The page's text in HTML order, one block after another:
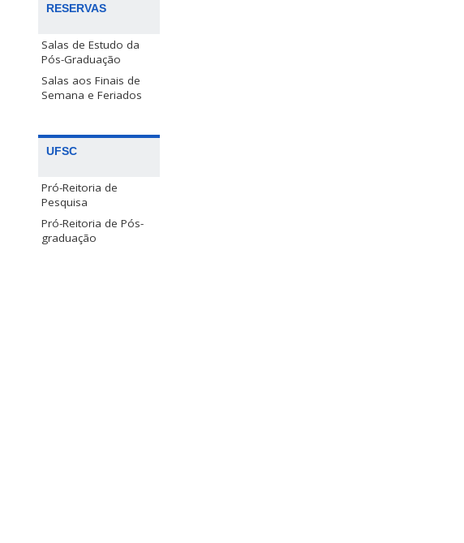
RESERVAS
Salas de Estudo da
Pós-Graduação
Salas aos Finais de
Semana e Feriados
UFSC
Pró-Reitoria de
Pesquisa
Pró-Reitoria de Pós-
graduação